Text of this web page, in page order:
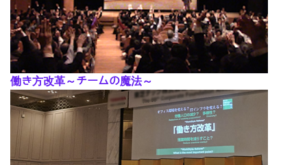
働き方改革～チームの魔法～